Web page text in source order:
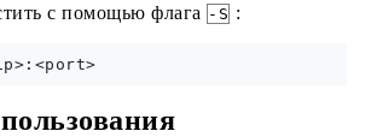
с помощью флага -S :